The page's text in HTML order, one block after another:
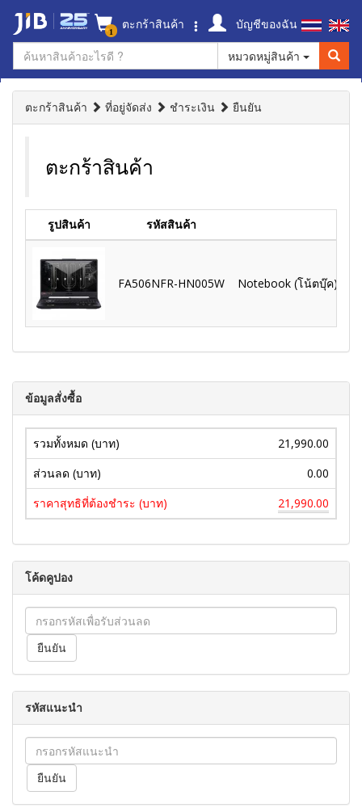
1 ตะกร้าสินค้า
บัญชีของฉัน
หมวดหมู่สินค้า
ตะกร้าสินค้า ที่อยู่จัดส่ง ชำระเงิน ยืนยัน
ตะกร้าสินค้า
รูปสินค้า รหัสสินค้า
FA506NFR-HN005W Notebook (โน้ตบุ๊ค)
ข้อมูลสั่งซื้อ
รวมทั้งหมด (บาท)
21,990.00
ส่วนลด (บาท)
0.00
ราคาสุทธิที่ต้องชำระ (บาท)
21,990.00
โค้ดคูปอง
รหัสแนะนำ